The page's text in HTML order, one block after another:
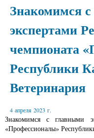
Знакомимся
экспертами
чемпионата
Республики
Ветеринария
4 апреля 2023 г.
Знакомимся с главными
«Профессионалы»